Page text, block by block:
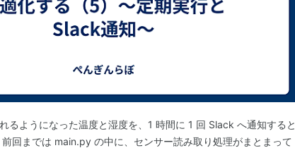
るようになった温度と湿度を、1 時間に 1 回 Slack へ通知すると
回までは main.py の中に、センサー読み取り処理がまとまって